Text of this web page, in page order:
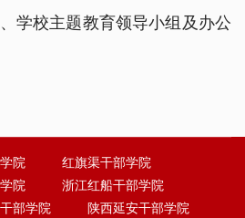
校主题教育领导小组及办公
院
红旗渠干部学院
院
浙江红船干部学院
部学院
陕西延安干部学院